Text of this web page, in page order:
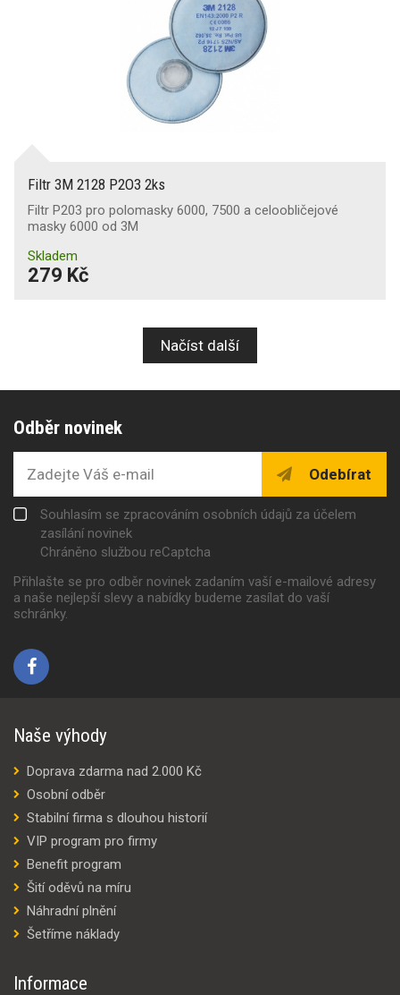
Filtr 3M 2128 P2O3 2ks
Filtr P203 pro polomasky 6000, 7500 a celoobličejové
masky 6000 od 3M
Skladem
279 Kč
Načíst další
Odběr novinek
Odebírat
Souhlasím se zpracováním osobních údajů za účelem
zasílání novinek
Chráněno službou reCaptcha
Přihlašte se pro odběr novinek zadaním vaší e-mailové adresy
a naše nejlepší slevy a nabídky budeme zasílat do vaší
schránky.
Naše výhody
Doprava zdarma nad 2.000 Kč
Osobní odběr
Stabilní firma s dlouhou historií
VIP program pro firmy
Benefit program
Šití oděvů na míru
Náhradní plnění
Šetříme náklady
Informace